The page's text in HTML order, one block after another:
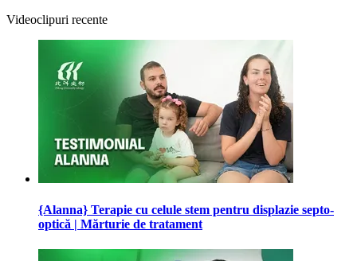
Videoclipuri recente
{Alanna} Terapie cu celule stem pentru displazie septo-
optică | Mărturie de tratament